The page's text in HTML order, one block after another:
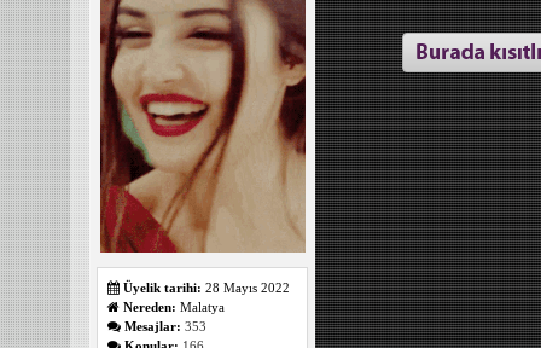
Üyelik tarihi: 28 Mayıs 2022
Nereden: Malatya
Mesajlar: 353